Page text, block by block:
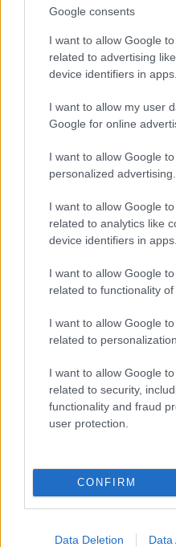
Google consents
I want to allow Google
related to advertising
device identifiers in apps.
I want to allow my user
Google for online
I want to allow Google
personalized advertising.
I want to allow Google
related to analytics like
device identifiers in apps.
I want to allow Google
related to functionality
I want to allow Google
related to personalization.
I want to allow Google
related to security,
functionality and fraud
user protection.
CONFIRM
Data Deletion Data
gombot, kinyílik a külső
az ajtó. Beteszed a
kinyílik a külső ajtó, és
tartózkodhat a zsilipben,
bent, nem nyílik ki a
ez így húzósnak tűnik,
lehet jutni, főleg, mivel az
chipkártyás bérlete volt.